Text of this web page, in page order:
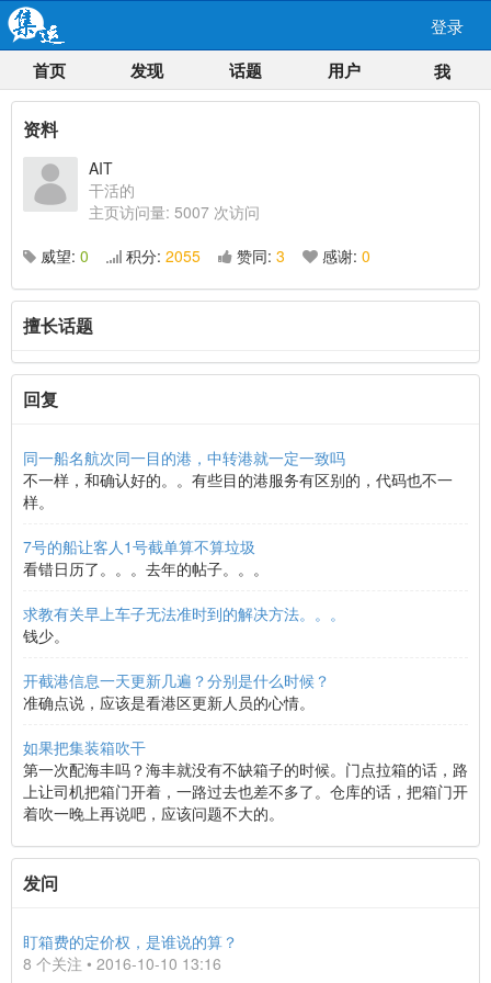
登录
首页 发现 话题 用户 我
资料
AIT
干活的
主页访问量: 5007 次访问
威望: 0 积分: 2055 赞同: 3 感谢: 0
擅长话题
回复
同一船名航次同一目的港，中转港就一定一致吗
不一样，和确认好的。。有些目的港服务有区别的，代码也不一
样。
7号的船让客人1号截单算不算垃圾
看错日历了。。。去年的帖子。。。
求教有关早上车子无法准时到的解决方法。。。
钱少。
开截港信息一天更新几遍？分别是什么时候？
准确点说，应该是看港区更新人员的心情。
如果把集装箱吹干
第一次配海丰吗？海丰就没有不缺箱子的时候。门点拉箱的话，路
上让司机把箱门开着，一路过去也差不多了。仓库的话，把箱门开
着吹一晚上再说吧，应该问题不大的。
发问
盯箱费的定价权，是谁说的算？
8 个关注 • 2016-10-10 13:16